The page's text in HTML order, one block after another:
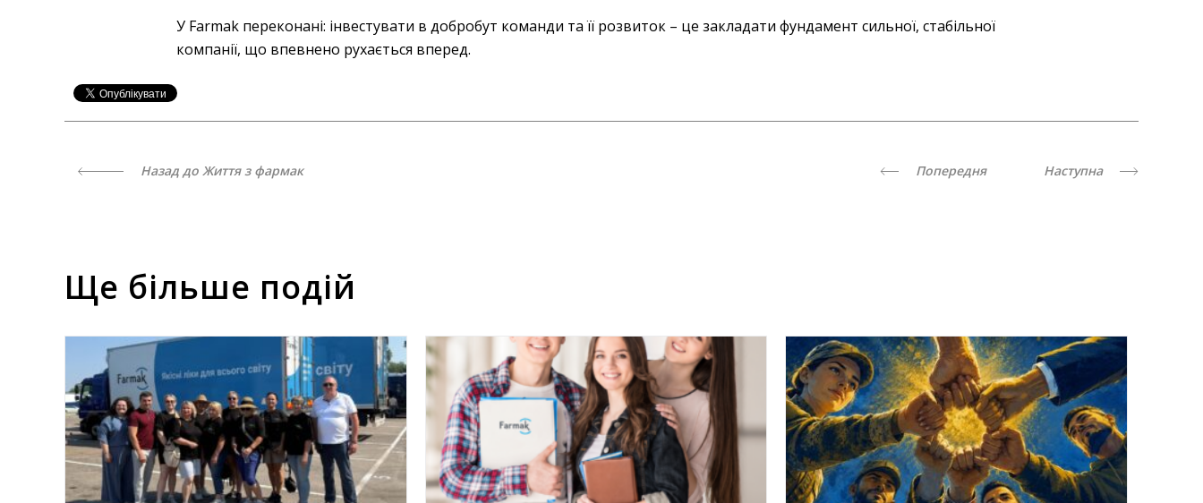
У Farmak переконані: інвестувати в добробут команди та її розвиток – це закладати фундамент сильної, стабільної
компанії, що впевнено рухається вперед.
Назад до Життя з фармак Попередня Наступна
Ще більше подій